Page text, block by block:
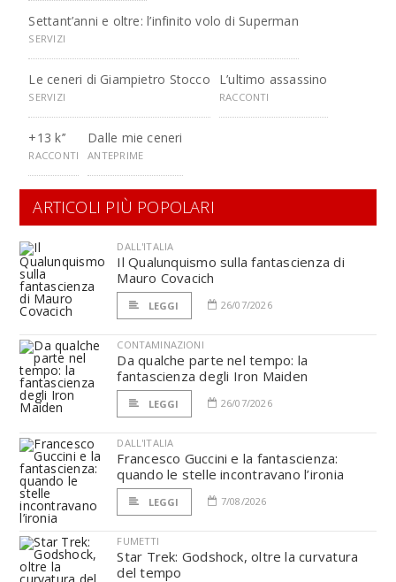
Settant’anni e oltre: l’infinito volo di Superman
SERVIZI
Le ceneri di Giampietro Stocco
SERVIZI
L’ultimo assassino
RACCONTI
+13 k’’
RACCONTI
Dalle mie ceneri
ANTEPRIME
ARTICOLI PIÙ POPOLARI
DALL'ITALIA
Il Qualunquismo sulla fantascienza di
Mauro Covacich
LEGGI 26/07/2026
CONTAMINAZIONI
Da qualche parte nel tempo: la
fantascienza degli Iron Maiden
LEGGI 26/07/2026
DALL'ITALIA
Francesco Guccini e la fantascienza:
quando le stelle incontravano l’ironia
LEGGI 7/08/2026
FUMETTI
Star Trek: Godshock, oltre la curvatura
del tempo